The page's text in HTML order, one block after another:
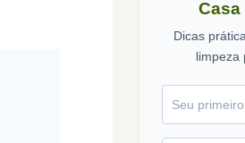
Casa
Dicas
limpeza